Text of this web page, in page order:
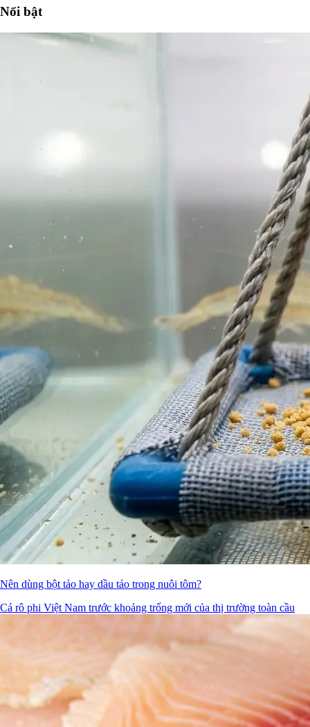
Nổi bật
Nên dùng bột tảo hay dầu tảo trong nuôi tôm?
Cá rô phi Việt Nam trước khoảng trống mới của thị trường toàn cầu